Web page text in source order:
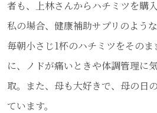
者も、上林さんからハチミツを購
私の場合、健康補助サプリのよう
毎朝小さじ1杯のハチミツをそのま
に、ノドが痛いときや体調管理に
取。また、母も大好きで、母の日
ています。